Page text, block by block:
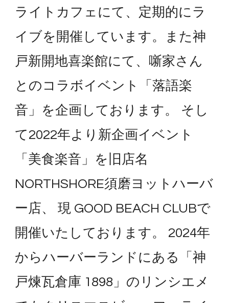
ライトカフェにて、定期的にラ
イブを開催しています。また神
戸新開地喜楽館にて、噺家さん
とのコラボイベント「落語楽
音」を企画しております。 そし
て2022年より新企画イベント
「美食楽音」を旧店名
NORTHSHORE須磨ヨットハーバ
ー店、 現 GOOD BEACH CLUBで
開催いたしております。 2024年
からハーバーランドにある「神
戸煉瓦倉庫 1898」のリンシエメ